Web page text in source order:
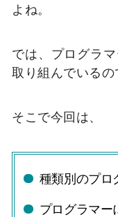
よね。
では、プログラ
取り組んでいるの
そこで今回は、
種類別のプロ
プログラマー